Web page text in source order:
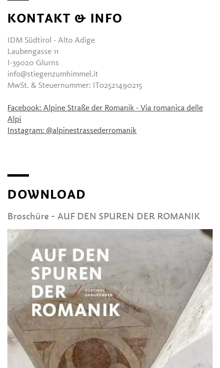
KONTAKT & INFO
IDM Südtirol - Alto Adige
Laubengasse 11
I-39020 Glurns
info@stiegenzumhimmel.it
MwSt. & Steuernummer: IT02521490215
Facebook:Alpine Straße der Romanik - Via romanica delle
Alpi
Instagram:@alpinestrassederromanik
DOWNLOAD
Broschüre - AUF DEN SPUREN DER ROMANIK